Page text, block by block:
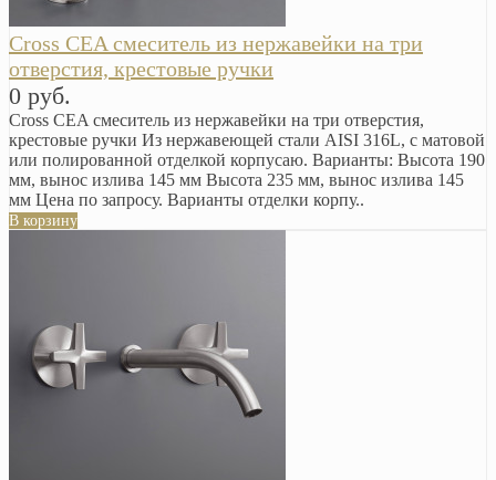
Cross CEA смеситель из нержавейки на три
отверстия, крестовые ручки
0 руб.
Cross CEA смеситель из нержавейки на три отверстия,
крестовые ручки Из нержавеющей стали AISI 316L, с матовой
или полированной отделкой корпусаю. Варианты: Высота 190
мм, вынос излива 145 мм Высота 235 мм, вынос излива 145
мм Цена по запросу. Варианты отделки корпу..
В корзину